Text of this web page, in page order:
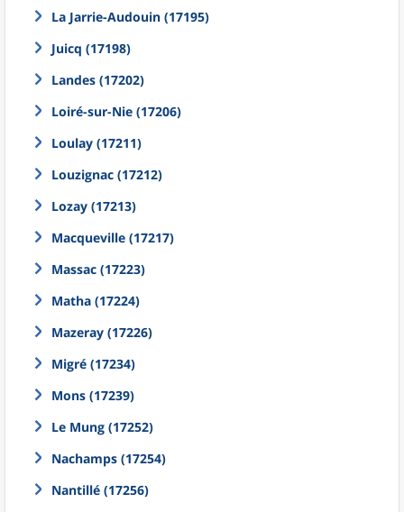
La Jarrie-Audouin (17195)
Juicq (17198)
Landes (17202)
Loiré-sur-Nie (17206)
Loulay (17211)
Louzignac (17212)
Lozay (17213)
Macqueville (17217)
Massac (17223)
Matha (17224)
Mazeray (17226)
Migré (17234)
Mons (17239)
Le Mung (17252)
Nachamps (17254)
Nantillé (17256)